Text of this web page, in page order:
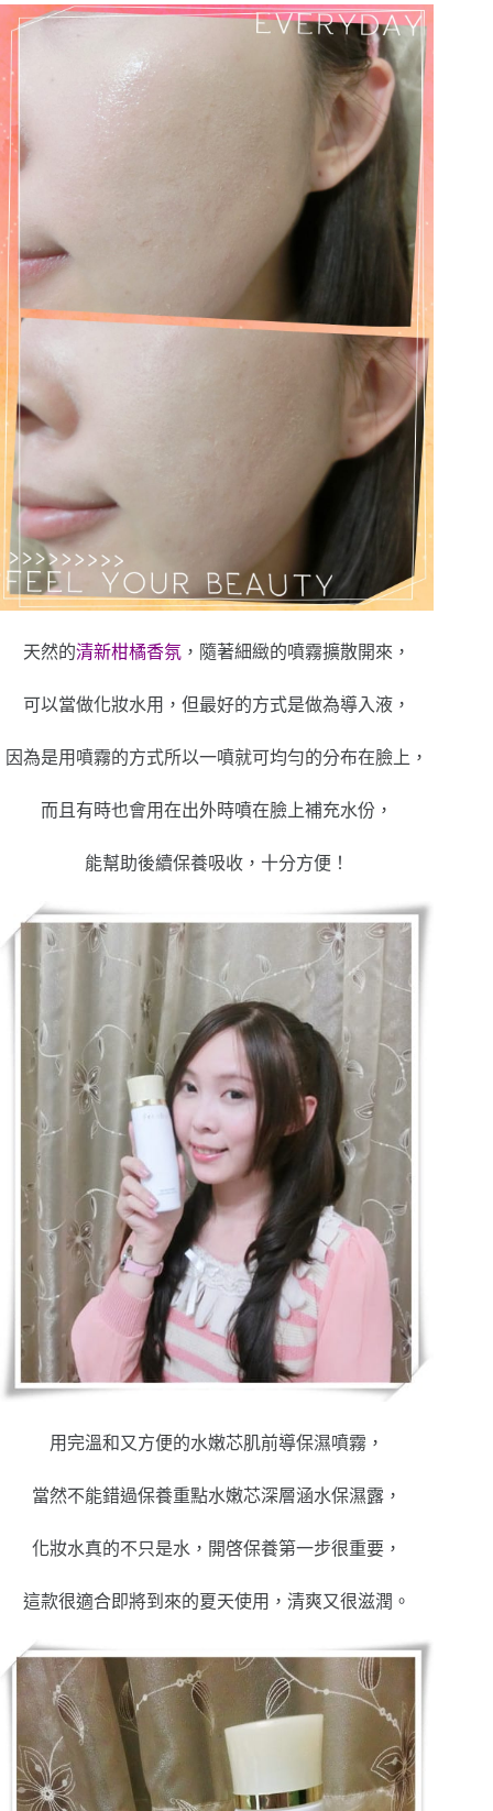
天然的清新柑橘香氛 ，隨著細緻的噴霧擴散開來，
可以當做化妝水用，但最好的方式是做為導入液，
因為是用噴霧的方式所以一噴就可均勻的分布在臉上，
而且有時也會用在出外時噴在臉上補充水份，
能幫助後續保養吸收，十分方便！
用完溫和又方便的水嫩芯肌前導保濕噴霧，
當然不能錯過保養重點水嫩芯深層涵水保濕露，
化妝水真的不只是水，開啓保養第一步很重要，
這款很適合即將到來的夏天使用，清爽又很滋潤。